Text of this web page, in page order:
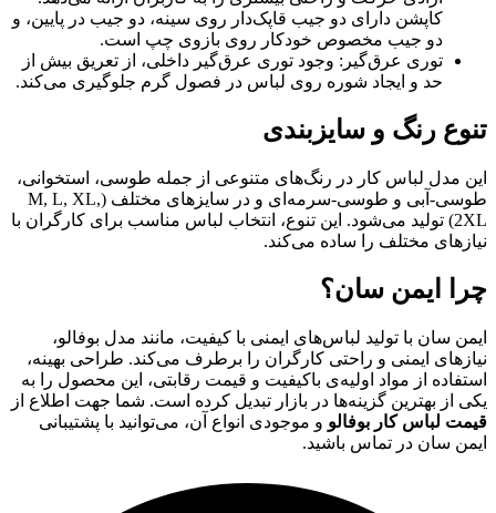
کاپشن دارای دو جیب قاپک‌دار روی سینه، دو جیب در پایین، و
دو جیب مخصوص خودکار روی بازوی چپ است.
توری عرق‌گیر: وجود توری عرق‌گیر داخلی، از تعریق بیش از
حد و ایجاد شوره روی لباس در فصول گرم جلوگیری می‌کند.
تنوع رنگ و سایزبندی
این مدل لباس کار در رنگ‌های متنوعی از جمله طوسی، استخوانی،
طوسی-آبی و طوسی-سرمه‌ای و در سایزهای مختلف (M, L, XL,
2XL) تولید می‌شود. این تنوع، انتخاب لباس مناسب برای کارگران با
نیازهای مختلف را ساده می‌کند.
چرا ایمن سان؟
ایمن سان با تولید لباس‌های ایمنی با کیفیت، مانند مدل بوفالو،
نیازهای ایمنی و راحتی کارگران را برطرف می‌کند. طراحی بهینه،
استفاده از مواد اولیه‌ی باکیفیت و قیمت رقابتی، این محصول را به
یکی از بهترین گزینه‌ها در بازار تبدیل کرده است. شما جهت اطلاع از
قیمت لباس کار بوفالو و موجودی انواع آن، می‌توانید با پشتیبانی
ایمن سان در تماس باشید.